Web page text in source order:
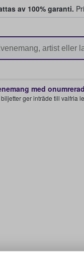
av 100% garanti.
med
ger inträde till valfria